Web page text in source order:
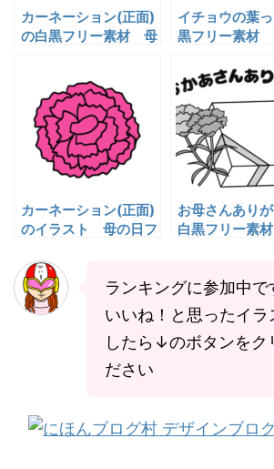
カーネーション(正面)
の白黒フリー素材 母
イチョウの葉
黒フリー素材
カーネーション(正面)
のイラスト 母の日フ
お母さんあり
白黒フリー素
ランキングに参加中で
いいね！と思ったイラ
したら↓のボタンをク
ださい